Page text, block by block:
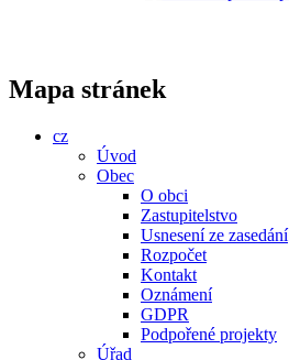
Mapa stránek
cz
Úvod
Obec
O obci
Zastupitelstvo
Usnesení ze zasedání
Rozpočet
Kontakt
Oznámení
GDPR
Podpořené projekty
Úřad